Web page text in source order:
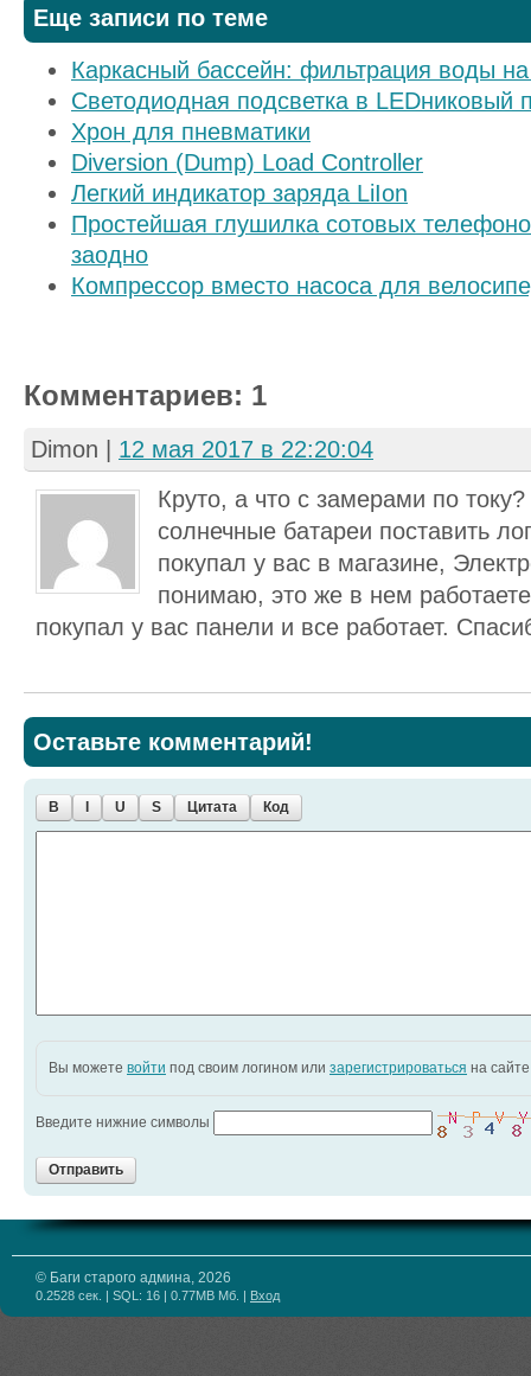
Еще записи по теме
Каркасный бассейн: фильтрация воды
Светодиодная подсветка в LEDниковый
Хрон для пневматики
Diversion (Dump) Load Controller
Легкий индикатор заряда LiIon
Простейшая глушилка сотовых
заодно
Компрессор вместо насоса для
Комментариев: 1
Dimon
12 мая 2017 в 22:20:04
Круто, а что с замерами по
солнечные батареи поставить
покупал у вас в магазине,
понимаю, это же в нем
покупал у вас панели и все работает.
Оставьте комментарий!
B U S Цитата Код
Вы можете войти под своим логином или зарегистрироваться на
Введите нижние символы
Отправить
© Баги старого админа, 2026
0.2528 сек. | SQL: 16 | 0.77MB Мб. | Вход